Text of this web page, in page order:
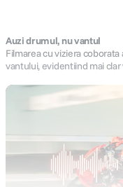
Auzi drumul, nu vantul
Filmarea cu viziera
vantului, evidentiind mai